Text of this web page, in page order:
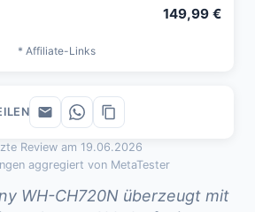
Review am 19.06.2026
aggregiert von MetaTester
WH-CH720N überzeugt mit
149,99 €
* Affiliate-Links